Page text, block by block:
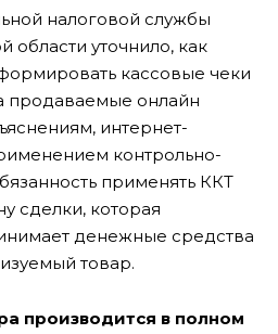
налоговой службы
области уточнило, как
кассовые чеки
продаваемые онлайн
интернет-
контрольно-
применять ККТ
сделки, которая
денежные средства
товар.
производится в полном